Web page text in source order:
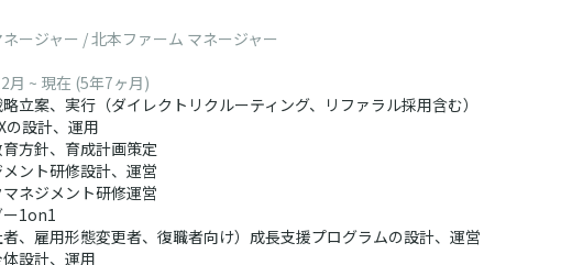
ージャー / 北本ファーム マネージャー
月 ~ 現在 (5年7ヶ月)
略立案、実行（ダイレクトリクルーティング、リファラル採用含む）
の設計、運用
育方針、育成計画策定
メント研修設計、運営
マネジメント研修運営
ー1on1
者、雇用形態変更者、復職者向け）成長支援プログラムの設計、運営
体設計、運用